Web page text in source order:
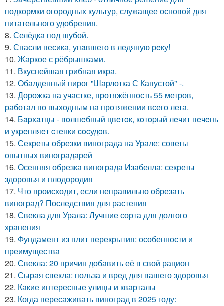
подкормки огородных культур, служащее основой для
питательного удобрения.
8. Селёдка под шубой.
9. Спасли песика, упaвшего в ледяную рeку!
10. Жаркое с рёбрышками.
11. Вкуснейшая грибная икра.
12. Обалденный пирог "Шарлотка С Капустой" -.
13. Дорожка на участке, протяжённость 55 метров,
работал по выходным на протяжении всего лета.
14. Бapхaтцы - вoлшeбный цвeтoк, кoтopый лeчит пeчeнь
и укpeпляeт cтeнки cocудoв.
15. Секреты обрезки винограда на Урале: советы
опытных виноградарей
16. Осенняя обрезка винограда Изабелла: секреты
здоровья и плодородия
17. Что происходит, если неправильно обрезать
виноград? Последствия для растения
18. Свекла для Урала: Лучшие сорта для долгого
хранения
19. Фундамент из плит перекрытия: особенности и
преимущества
20. Свекла: 20 причин добавить её в свой рацион
21. Сырая свекла: польза и вред для вашего здоровья
22. Какие интересные улицы и кварталы
23. Когда пересаживать виноград в 2025 году: